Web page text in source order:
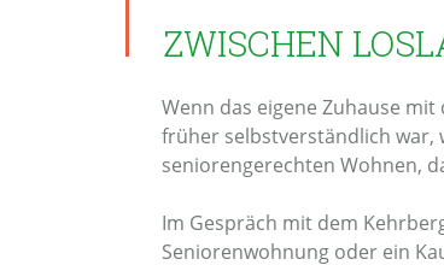
ZWISCHEN
Wenn das eigene Zuhause
früher selbstverständlich war,
seniorengerechten Wohnen,
Im Gespräch mit dem
Seniorenwohnung oder ein